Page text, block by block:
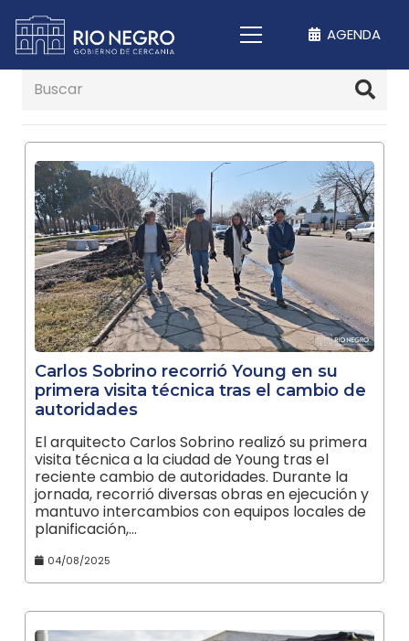
AGENDA
Carlos Sobrino recorrió Young en su
primera visita técnica tras el cambio de
autoridades
El arquitecto Carlos Sobrino realizó su primera
visita técnica a la ciudad de Young tras el
reciente cambio de autoridades. Durante la
jornada, recorrió diversas obras en ejecución y
mantuvo intercambios con equipos locales de
planificación,…
04/08/2025